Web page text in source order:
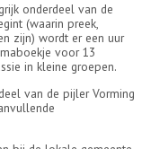
onderdeel van de
(waarin preek,
zijn) wordt er een uur
voor 13
in kleine groepen.
van de pijler Vorming